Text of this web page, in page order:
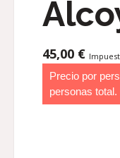
45,00 €
Precio por
personas total.